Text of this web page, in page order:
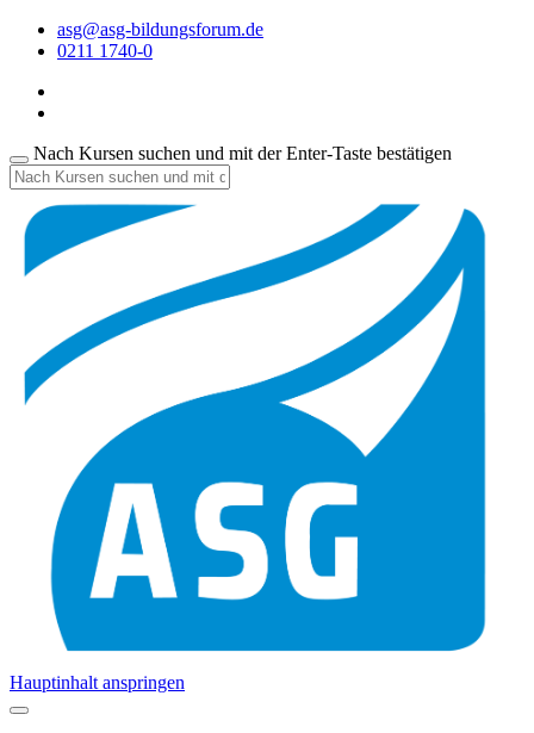
asg@asg-bildungsforum.de
0211 1740-0
Nach Kursen suchen und mit der Enter-Taste bestätigen
Hauptinhalt anspringen